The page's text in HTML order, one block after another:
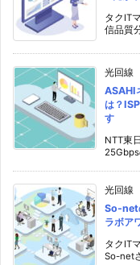
タクIT
信品質
光回線
ASAHI
は？
す
NTT東
光回線
So-net
ラボア
タクIT
So-net